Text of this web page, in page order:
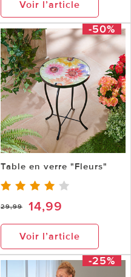
Voir l’article
-50%
Table en verre "Fleurs"
29,99 14,99
Voir l’article
-25%